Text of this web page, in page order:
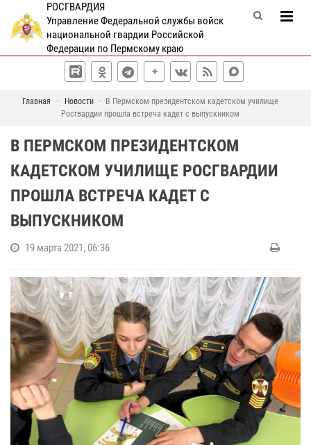
РОСГВАРДИЯ
Управление Федеральной службы войск
национальной гвардии Российской
Федерации по Пермскому краю
Главная Новости
В Пермском президентском кадетском училище
Росгвардии прошла встреча кадет с выпускником
В ПЕРМСКОМ ПРЕЗИДЕНТСКОМ
КАДЕТСКОМ УЧИЛИЩЕ РОСГВАРДИИ
ПРОШЛА ВСТРЕЧА КАДЕТ С
ВЫПУСКНИКОМ
19 марта 2021, 06:36